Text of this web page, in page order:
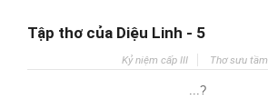
Tập thơ của Diệu Linh - 5
Kỷ niệm cấp III Thơ sưu tầm
...?